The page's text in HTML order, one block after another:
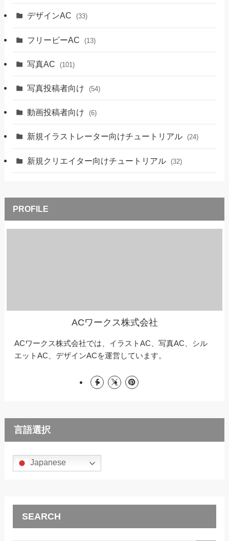
デザインAC (33)
フリービーAC (13)
写真AC (101)
写真投稿者向け (54)
動画投稿者向け (6)
新規イラストレーター向けチュートリアル (24)
新規クリエイター向けチュートリアル (32)
ACワークス株式会社
ACワークス株式会社では、イラストAC、写真AC、シル
エットAC、デザインACを運営しています。
言語選択
Japanese
SEARCH